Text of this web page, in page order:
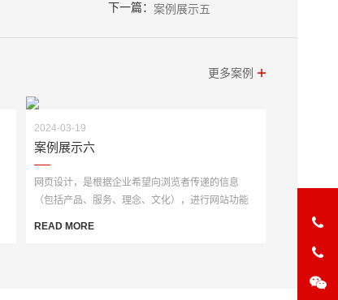
下一篇： 案例展示五
更多案例
2024-03-19
案例展示六
网页设计，是根据企业希望向浏览者传递的信息
（包括产品、服务、理念、文化），进行网站功能
READ MORE